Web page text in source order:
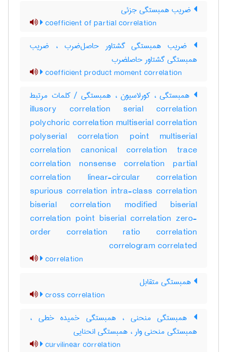
ضریب همبستگی جزئی
coefficient of partial correlation
ضریب همبستگی گشتاور حاصل‌ضرب ، ضریب
همبستگی گشتاور حاصلضرب
coefficient product moment correlation
همبستگی ، کورلاسیون ، همبستگی / کلمات مرتبط
illusory correlation serial correlation
polychoric correlation multiserial correlation
polyserial correlation point multiserial
correlation canonical correlation trace
correlation nonsense correlation partial
correlation linear-circular correlation
spurious correlation intra-class correlation
biserial correlation modified biserial
correlation point biserial correlation zero-
order correlation ratio correlation
correlogram correlated
correlation
همبستگی متقابل
cross correlation
همبستگی منحنی ، همبستگی خمیده خطی ،
همبستگی منحنی وار ، همبستگی انحنایی
curvilinear correlation